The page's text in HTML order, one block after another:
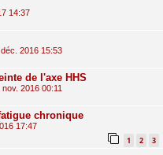
14:37
2016 15:53
de l'axe HHS
nov. 2016 00:11
chronique
17:47
1 2 3